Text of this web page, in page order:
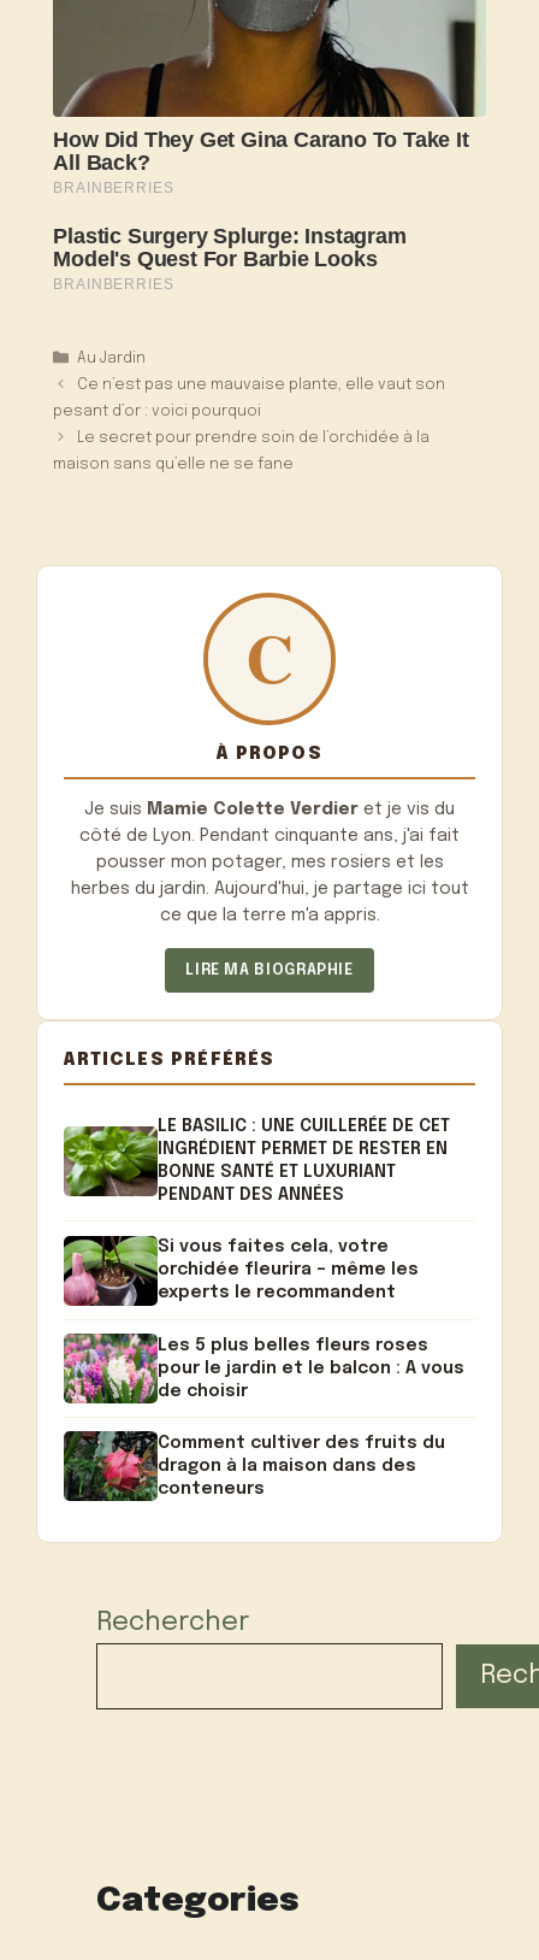
Catégories
Au Jardin
Ce n’est pas une mauvaise plante, elle vaut son
pesant d’or : voici pourquoi
Le secret pour prendre soin de l’orchidée à la
maison sans qu’elle ne se fane
À PROPOS
Je suis Mamie Colette Verdier et je vis du
côté de Lyon. Pendant cinquante ans, j'ai fait
pousser mon potager, mes rosiers et les
herbes du jardin. Aujourd'hui, je partage ici tout
ce que la terre m'a appris.
LIRE MA BIOGRAPHIE
ARTICLES PRÉFÉRÉS
LE BASILIC : UNE CUILLERÉE DE CET
INGRÉDIENT PERMET DE RESTER EN
BONNE SANTÉ ET LUXURIANT
PENDANT DES ANNÉES
Si vous faites cela, votre
orchidée fleurira – même les
experts le recommandent
Les 5 plus belles fleurs roses
pour le jardin et le balcon : A vous
de choisir
Comment cultiver des fruits du
dragon à la maison dans des
conteneurs
Rechercher
Categories